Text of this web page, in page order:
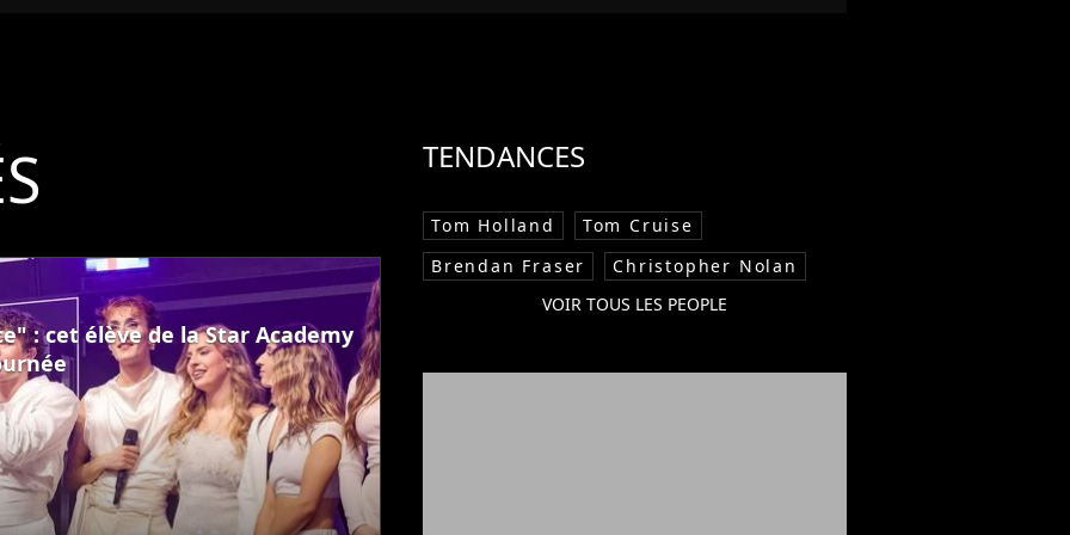
: cet élève de la Star Academy
TENDANCES
Tom Holland
Tom Cruise
Brendan Fraser
Christopher Nolan
VOIR TOUS LES PEOPLE